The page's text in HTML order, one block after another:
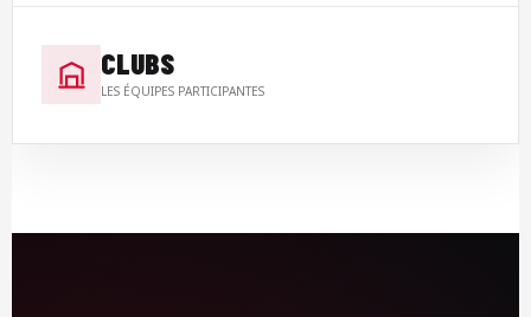
CLUBS
LES ÉQUIPES PARTICIPANTES